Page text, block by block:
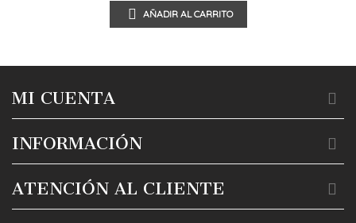
AÑADIR AL CARRITO
MI CUENTA
INFORMACIÓN
ATENCIÓN AL CLIENTE